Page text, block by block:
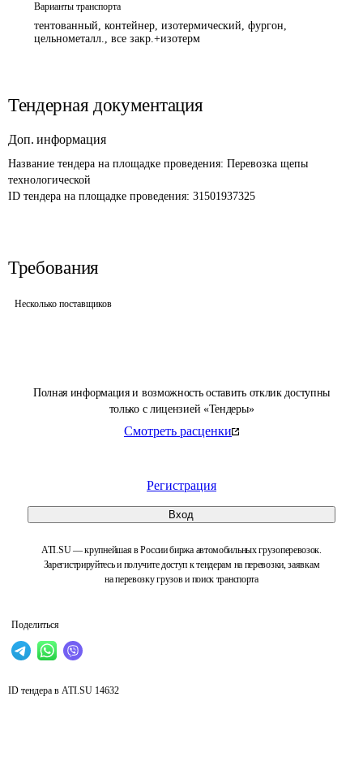
Полная информация и возможность оставить отклик доступны
только с лицензией «Тендеры»
Смотреть расценки
Регистрация
Вход
ATI.SU — крупнейшая в России биржа автомобильных грузоперевозок.
Зарегистрируйтесь и получите доступ к тендерам на перевозки, заявкам
на перевозку грузов и поиск транспорта
Поделиться
Варианты транспорта
тентованный, контейнер, изотермический, фургон,
цельнометалл., все закр.+изотерм
Тендерная документация
Доп. информация
Название тендера на площадке проведения: Перевозка щепы
технологической
ID тендера на площадке проведения: 31501937325
Требования
Несколько поставщиков
ID тендера в ATI.SU 14632